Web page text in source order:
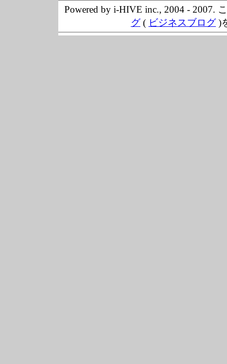
Powered by i-HIVE inc., 2004 - 2007.
グ( ビジネスブログ)